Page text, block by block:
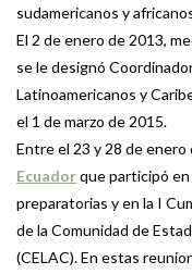
sudamericanos y
El 2 de enero de 2013,
se le designó
Latinoamericanos y
el 1 de marzo de 2015.
Entre el 23 y 28 de
Ecuadorque participó
preparatorias y en la I
de la Comunidad de
(CELAC). En estas